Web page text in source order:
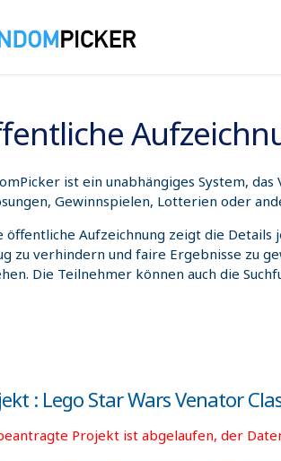
ist ein unabhängiges System,
Gewinnspielen, Lotterien oder
öffentliche Aufzeichnung zeigt die Details
zu verhindern und faire Ergebnisse zu
Die Teilnehmer können auch die
: Lego Star Wars Venator
Projekt ist abgelaufen, der